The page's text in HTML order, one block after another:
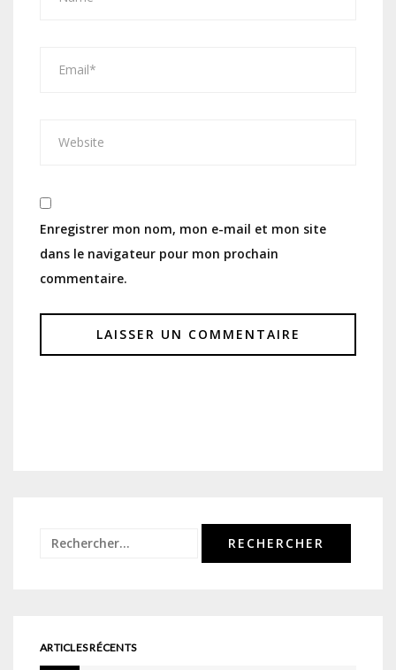
Enregistrer mon nom, mon e-mail et mon site
dans le navigateur pour mon prochain
commentaire.
Rechercher :
ARTICLES RÉCENTS